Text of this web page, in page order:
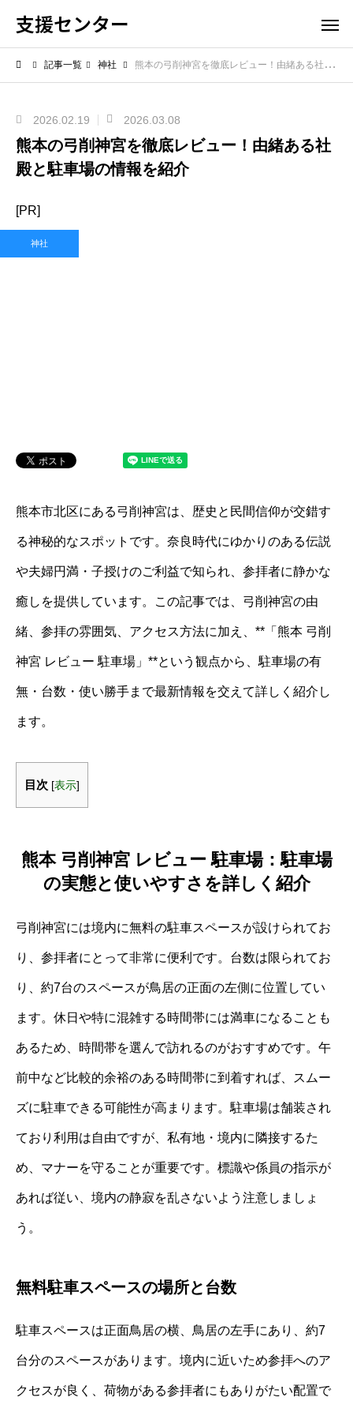
支援センター
記事一覧 神社 熊本の弓削神宮を徹底レビュー！由緒ある社殿と駐車場の情報を紹介
2026.02.19 2026.03.08
熊本の弓削神宮を徹底レビュー！由緒ある社
殿と駐車場の情報を紹介
[PR]
神社
熊本市北区にある弓削神宮は、歴史と民間信仰が交錯す
る神秘的なスポットです。奈良時代にゆかりのある伝説
や夫婦円満・子授けのご利益で知られ、参拝者に静かな
癒しを提供しています。この記事では、弓削神宮の由
緒、参拝の雰囲気、アクセス方法に加え、**「熊本 弓削
神宮 レビュー 駐車場」**という観点から、駐車場の有
無・台数・使い勝手まで最新情報を交えて詳しく紹介し
ます。
目次 [表示]
熊本 弓削神宮 レビュー 駐車場：駐車場
の実態と使いやすさを詳しく紹介
弓削神宮には境内に無料の駐車スペースが設けられてお
り、参拝者にとって非常に便利です。台数は限られてお
り、約7台のスペースが鳥居の正面の左側に位置してい
ます。休日や特に混雑する時間帯には満車になることも
あるため、時間帯を選んで訪れるのがおすすめです。午
前中など比較的余裕のある時間帯に到着すれば、スムー
ズに駐車できる可能性が高まります。駐車場は舗装され
ており利用は自由ですが、私有地・境内に隣接するた
め、マナーを守ることが重要です。標識や係員の指示が
あれば従い、境内の静寂を乱さないよう注意しましょ
う。
無料駐車スペースの場所と台数
駐車スペースは正面鳥居の横、鳥居の左手にあり、約7
台分のスペースがあります。境内に近いため参拝へのア
クセスが良く、荷物がある参拝者にもありがたい配置で